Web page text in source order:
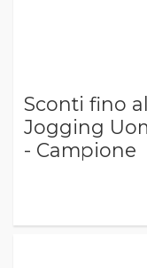
Sconti fino
Jogging
- Campione